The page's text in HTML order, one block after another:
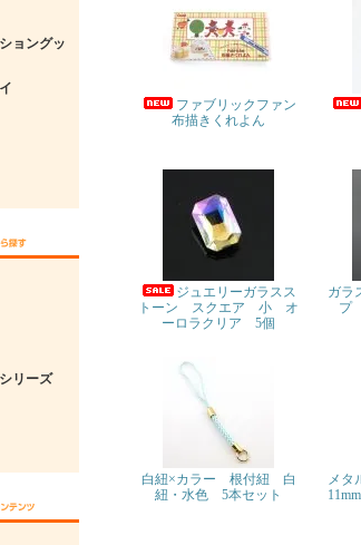
ョングッ
リーズ
ファブリックファン
布描きくれよん
ジュエリーガラスス
トーン スクエア 小 オ
ーロラクリア 5個
ガラ
プ
白紐×カラー 根付紐 白
紐・水色 5本セット
メ